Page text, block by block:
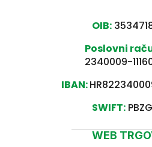
OIB:
Poslovni
2340009-
IBAN:
SWIFT:
WEB